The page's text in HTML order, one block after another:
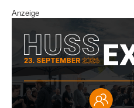
Anzeige